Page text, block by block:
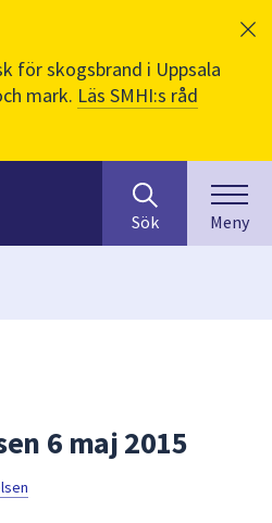
för skogsbrand i Uppsala
mark. Läs SMHI:s råd
efter
innehåll
på
sökfältet
kommer
Sök Meny
6 maj 2015